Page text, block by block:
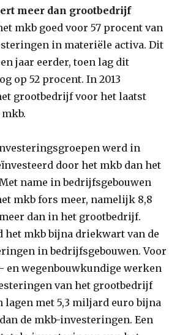
meer dan grootbedrijf
mkb goed voor 57 procent van
in materiële activa. Dit
jaar eerder, toen lag dit
op 52 procent. In 2013
grootbedrijf voor het laatst
werd in
door het mkb dan het
name in bedrijfsgebouwen
mkb fors meer, namelijk 8,8
dan in het grootbedrijf.
het mkb bijna driekwart van de
in bedrijfsgebouwen. Voor
en wegenbouwkundige werken
van het grootbedrijf
lagen met 5,3 miljard euro bijna
de mkb-investeringen. Een